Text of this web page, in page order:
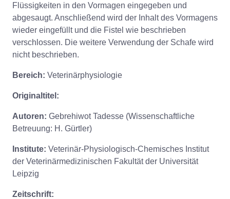
Flüssigkeiten in den Vormagen eingegeben und
abgesaugt. Anschließend wird der Inhalt des Vormagens
wieder eingefüllt und die Fistel wie beschrieben
verschlossen. Die weitere Verwendung der Schafe wird
nicht beschrieben.
Bereich: Veterinärphysiologie
Originaltitel:
Autoren: Gebrehiwot Tadesse (Wissenschaftliche
Betreuung: H. Gürtler)
Institute: Veterinär-Physiologisch-Chemisches Institut
der Veterinärmedizinischen Fakultät der Universität
Leipzig
Zeitschrift: